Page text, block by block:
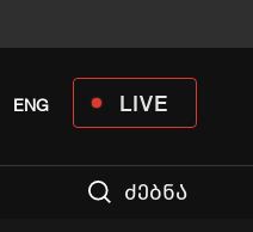
LIVE
ENG
ძებნა